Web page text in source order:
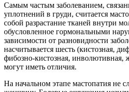
Самым частым заболеванием,
уплотнений в груди, считается
собой разрастание тканей внутри
обусловленное гормональными
зависимости от разновидности
насчитывается шесть (кистозная,
фибозно-кистозная, инволютивная,
могут иметь отличия.
На начальном этапе мастопатия не